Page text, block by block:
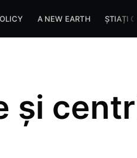
A NEW EARTH ȘTIAȚI
și